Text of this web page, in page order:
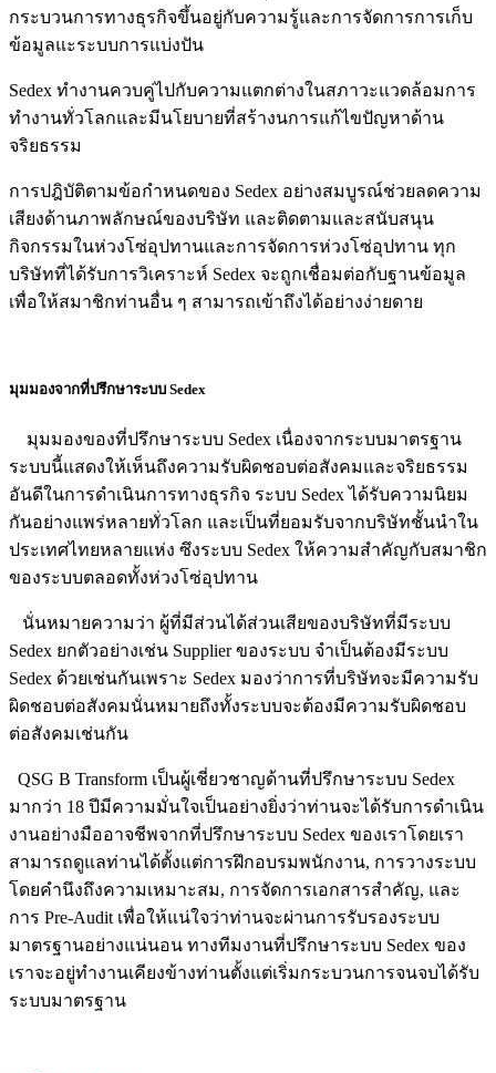
กระบวนการทางธุรกิจขึ้นอยู่กับความรู้และการจัดการการเก็บ
ข้อมูลแะระบบการแบ่งปัน
Sedex ทำงานควบคู่ไปกับความแตกต่างในสภาวะแวดล้อมการ
ทำงานทั่วโลกและมีนโยบายที่สร้างนการแก้ไขปัญหาด้าน
จริยธรรม
การปฎิบัติตามข้อกำหนดของ Sedex อย่างสมบูรณ์ช่วยลดความ
เสียงด้านภาพลักษณ์ของบริษัท และติดตามและสนับสนุน
กิจกรรมในห่วงโซ่อุปทานและการจัดการห่วงโซ่อุปทาน ทุก
บริษัทที่ได้รับการวิเคราะห์ Sedex จะถูกเชื่อมต่อกับฐานข้อมูล
เพื่อให้สมาชิกท่านอื่น ๆ สามารถเข้าถึงได้อย่างง่ายดาย
มุมมองจากที่ปรึกษาระบบ Sedex
มุมมองของที่ปรึกษาระบบ Sedex เนื่องจากระบบมาตรฐาน
ระบบนี้แสดงให้เห็นถึงความรับผิดชอบต่อสังคมและจริยธรรม
อันดีในการดำเนินการทางธุรกิจ ระบบ Sedex ได้รับความนิยม
กันอย่างแพร่หลายทั่วโลก และเป็นที่ยอมรับจากบริษัทชั้นนำใน
ประเทศไทยหลายแห่ง ซึงระบบ Sedex ให้ความสำคัญกับสมาชิก
ของระบบตลอดทั้งห่วงโซ่อุปทาน
นั่นหมายความว่า ผู้ที่มีส่วนได้ส่วนเสียของบริษัทที่มีระบบ
Sedex ยกตัวอย่างเช่น Supplier ของระบบ จำเป็นต้องมีระบบ
Sedex ด้วยเช่นกันเพราะ Sedex มองว่าการที่บริษัทจะมีความรับ
ผิดชอบต่อสังคมนั่นหมายถึงทั้งระบบจะต้องมีความรับผิดชอบ
ต่อสังคมเช่นกัน
QSG B Transform เป็นผู้เชี่ยวชาญด้านที่ปรึกษาระบบ Sedex
มากว่า 18 ปีมีความมั่นใจเป็นอย่างยิ่งว่าท่านจะได้รับการดำเนิน
งานอย่างมืออาจชีพจากที่ปรึกษาระบบ Sedex ของเราโดยเรา
สามารถดูแลท่านได้ตั้งแต่การฝึกอบรมพนักงาน, การวางระบบ
โดยคำนึงถึงความเหมาะสม, การจัดการเอกสารสำคัญ, และ
การ Pre-Audit เพื่อให้แน่ใจว่าท่านจะผ่านการรับรองระบบ
มาตรฐานอย่างแน่นอน ทางทีมงานที่ปรึกษาระบบ Sedex ของ
เราจะอยู่ทำงานเคียงข้างท่านตั้งแต่เริ่มกระบวนการจนจบได้รับ
ระบบมาตรฐาน